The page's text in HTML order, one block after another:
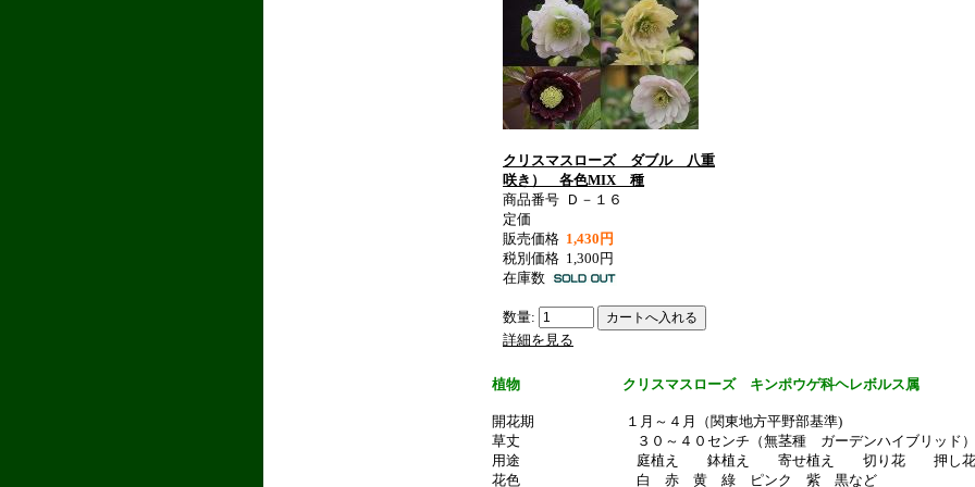
クリスマスローズ ダブル 八重
咲き） 各色MIX 種
商品番号 Ｄ－１６
定価
販売価格 1,430円
税別価格 1,300円
在庫数
数量:
詳細を見る
植物 クリスマスローズ キンポウゲ科ヘレボルス属
開花期 １月～４月（関東地方平野部基準)
草丈 ３０～４０センチ（無茎種 ガーデンハイブリッド）
用途 庭植え 鉢植え 寄せ植え 切り花 押し花
花色 白 赤 黄 綠 ピンク 紫 黒など